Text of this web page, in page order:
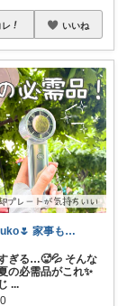
レ いいね
yuko🌷 家事も育児もちょっとラクに
ぎる…🥵💦 そんな
の必需品がこれ✨
...